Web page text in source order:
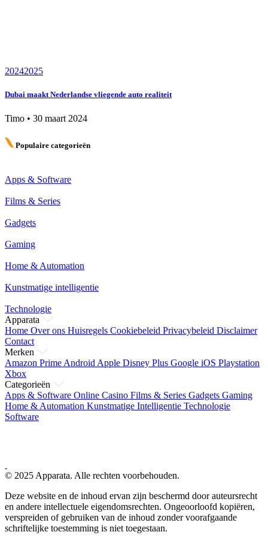
20242025
Dubai maakt Nederlandse vliegende auto realiteit
Timo • 30 maart 2024
Populaire categorieën
Apps & Software
Films & Series
Gadgets
Gaming
Home & Automation
Kunstmatige intelligentie
Technologie
Apparata
Home Over ons Huisregels Cookiebeleid Privacybeleid Disclaimer
Contact
Merken
Amazon Prime Android Apple Disney Plus Google iOS Playstation
Xbox
Categorieën
Apps & Software Online Casino Films & Series Gadgets Gaming
Home & Automation Kunstmatige Intelligentie Technologie
Software
© 2025 Apparata. Alle rechten voorbehouden.
Deze website en de inhoud ervan zijn beschermd door auteursrecht
en andere intellectuele eigendomsrechten. Ongeoorloofd kopiëren,
verspreiden of gebruiken van de inhoud zonder voorafgaande
schriftelijke toestemming is niet toegestaan.